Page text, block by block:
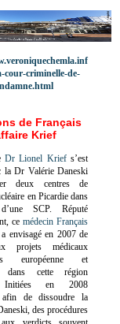
cour-criminelle-de-
de Français
Krief
Dr Lionel Kriefs’est
la Dr Valérie Daneski
deux centres de
en Picardie dans
SCP. Réputé
ce médecin Français
envisagé en 2007 de
projets médicaux
européenne et
dans cette région
Initiées en 2008
afin de dissoudre la
des procédures